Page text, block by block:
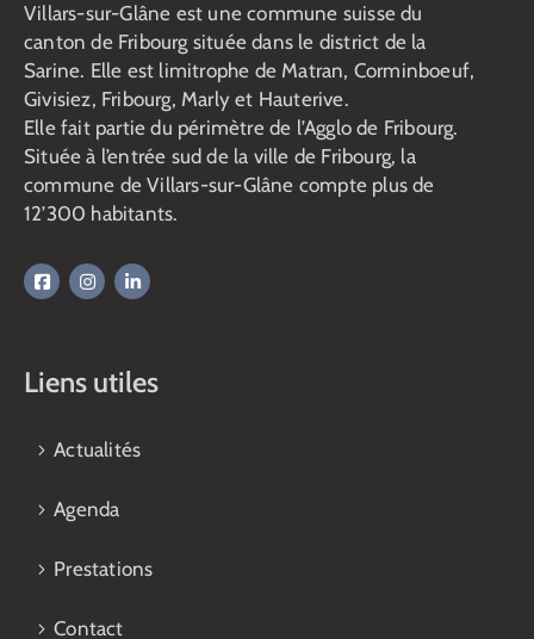
Villars-sur-Glâne est une commune suisse du
canton de Fribourg située dans le district de la
Sarine. Elle est limitrophe de Matran, Corminboeuf,
Givisiez, Fribourg, Marly et Hauterive.
Elle fait partie du périmètre de l’Agglo de Fribourg.
Située à l’entrée sud de la ville de Fribourg, la
commune de Villars-sur-Glâne compte plus de
12’300 habitants.
Liens utiles
Actualités
Agenda
Prestations
Contact